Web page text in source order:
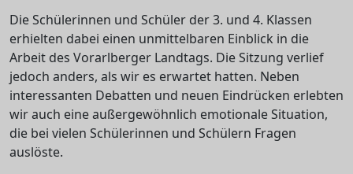
Die Schülerinnen und Schüler der 3. und 4. Klassen
erhielten dabei einen unmittelbaren Einblick in die
Arbeit des Vorarlberger Landtags. Die Sitzung verlief
jedoch anders, als wir es erwartet hatten. Neben
interessanten Debatten und neuen Eindrücken erlebten
wir auch eine außergewöhnlich emotionale Situation,
die bei vielen Schülerinnen und Schülern Fragen
auslöste.